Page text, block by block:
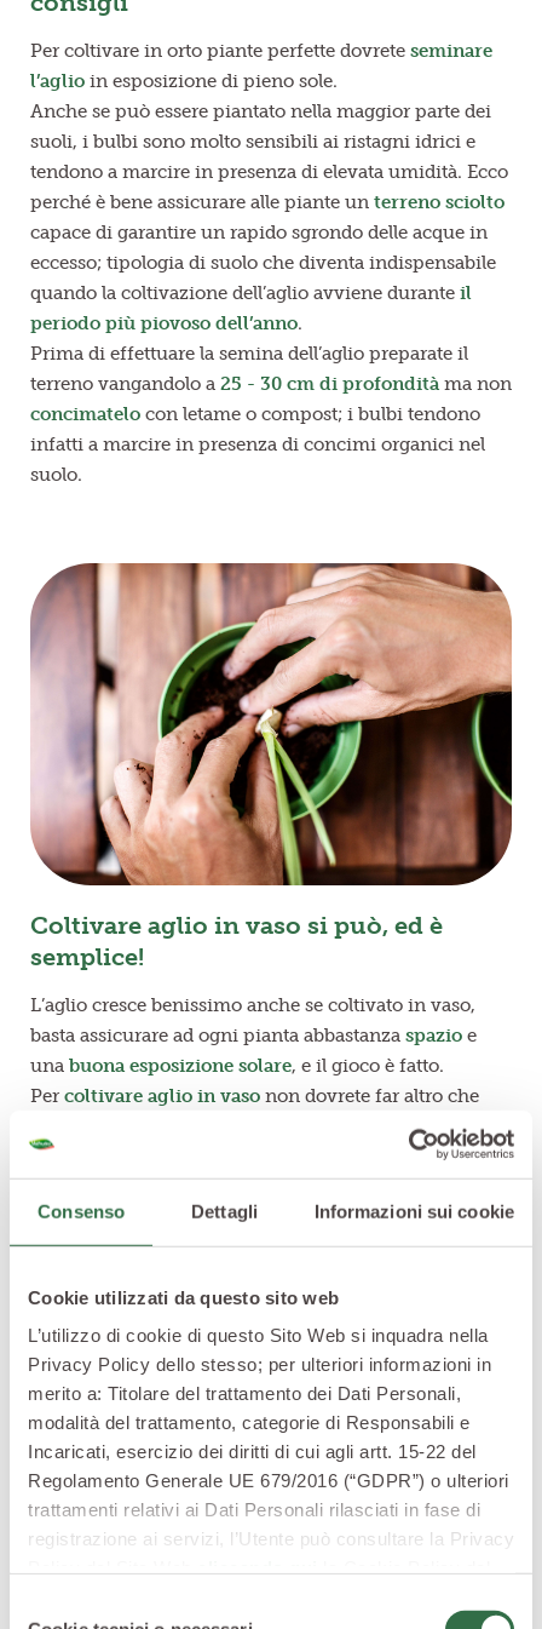
Consenso Dettagli Informazioni sui cookie
Cookie utilizzati da questo sito web
L’utilizzo di cookie di questo Sito Web si inquadra nella
Privacy Policy dello stesso; per ulteriori informazioni in
merito a: Titolare del trattamento dei Dati Personali,
modalità del trattamento, categorie di Responsabili e
Incaricati, esercizio dei diritti di cui agli artt. 15-22 del
Regolamento Generale UE 679/2016 (“GDPR”) o ulteriori
trattamenti relativi ai Dati Personali rilasciati in fase di
registrazione ai servizi, l’Utente può consultare la Privacy
Per coltivare in orto piante perfette dovrete seminare
l’aglio in esposizione di pieno sole.
Anche se può essere piantato nella maggior parte dei
suoli, i bulbi sono molto sensibili ai ristagni idrici e
tendono a marcire in presenza di elevata umidità. Ecco
perché è bene assicurare alle piante un terreno sciolto
capace di garantire un rapido sgrondo delle acque in
eccesso; tipologia di suolo che diventa indispensabile
quando la coltivazione dell’aglio avviene durante il
periodo più piovoso dell’anno.
Prima di effettuare la semina dell’aglio preparate il
terreno vangandolo a 25 - 30 cm di profonditàma non
concimatelo con letame o compost; i bulbi tendono
infatti a marcire in presenza di concimi organici nel
suolo.
Coltivare aglio in vaso si può, ed è
semplice!
L’aglio cresce benissimo anche se coltivato in vaso,
basta assicurare ad ogni pianta abbastanza spazio e
una buona esposizione solare, e il gioco è fatto.
Per coltivare aglio in vaso non dovrete far altro che
recuperare dei vasi abbastanza fondi e replicare la
semina a righe proprio come si effettua in orto.
Ecco perché quando si coltivaaglio in balconeè bene
premunirsi di fioriere lunghe e profonde, ideali per
questi scopi.
ristagni idrici, ecco perché vi consigliamo di porre
uno strato di argilla espansa sul fondo del contenitore
di coltivazione prima di riempirlo di terra. Inoltre, per
questa coltura, è opportuno evitare l’uso dei sottovasi,
così da esser certi che l’acqua in eccesso percoli
velocemente e non arrechi danno ai bulbi.
Consociare l’aglio: ecco come fare
repellente nei confronti di molti insetti dannosi. Oltre a